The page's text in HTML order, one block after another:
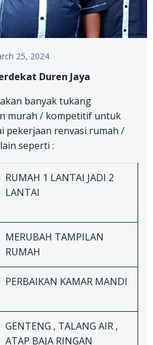
25, 2024
Duren Jaya
banyak tukang
murah / kompetitif untuk
pekerjaan renvasi rumah /
seperti :
RUMAH 1 LANTAI JADI 2
LANTAI
MERUBAH TAMPILAN
RUMAH
PERBAIKAN KAMAR MANDI
GENTENG , TALANG AIR ,
ATAP BAJA RINGAN